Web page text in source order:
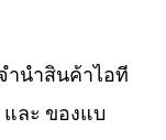
ำนำสินค้าไอที
ละ ของแบ